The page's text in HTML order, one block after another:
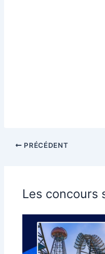
PRÉCÉDENT
Les concours